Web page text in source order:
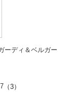
ーディ＆ベルガー
（3）